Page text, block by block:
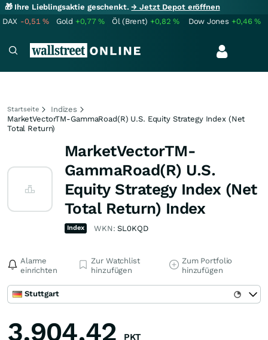
🎁 Ihre Lieblingsaktie geschenkt.→ Jetzt Depot eröffnen
DAX -0,51% Gold +0,77% Öl (Brent) +0,82% Dow Jones +0,46%
Startseite
Indizes
MarketVectorTM-GammaRoad(R) U.S. Equity Strategy Index (Net
Total Return)
MarketVectorTM-
GammaRoad(R) U.S.
Equity Strategy Index (Net
Total Return) Index
Index WKN:SL0KQD
Alarme
einrichten
Zur Watchlist
hinzufügen
Zum Portfolio
hinzufügen
Stuttgart
3.904,42 PKT